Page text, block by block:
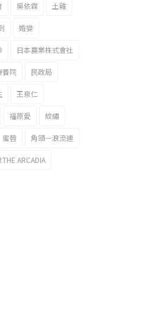
吳依霖 土雞
婚變
日本農業株式會社
養院 民政局
王泉仁
福原愛 紋繡
蜜唇 角頭－浪流連
THE ARCADIA